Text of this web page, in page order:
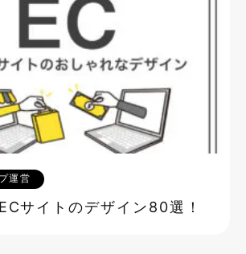
運営
サイトのデザイン80選！